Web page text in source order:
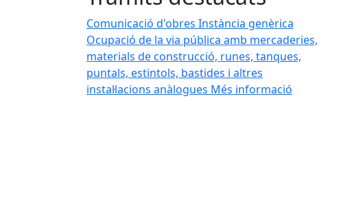
Comunicació d'obres Instància genèrica
Ocupació de la via pública amb mercaderies,
materials de construcció, runes, tanques,
puntals, estintols, bastides i altres
instal·lacions anàlogues Més informació
i tradicions del nostre municipi. Troba els millors llocs d'interès,